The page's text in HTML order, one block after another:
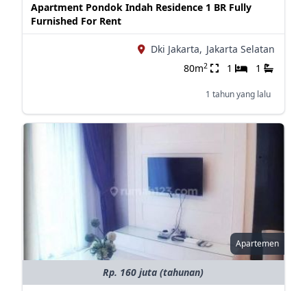
Apartment Pondok Indah Residence 1 BR Fully
Furnished For Rent
Dki Jakarta, Jakarta Selatan
80m2 1 1
1 tahun yang lalu
Apartemen
Rp. 160 juta (tahunan)